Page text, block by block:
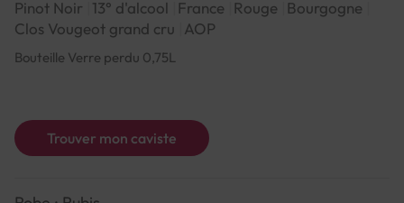
Pinot Noir 13° d'alcool France Rouge
Bourgogne
Clos Vougeot grand cru AOP
Bouteille Verre perdu 0,75L
Trouver mon caviste